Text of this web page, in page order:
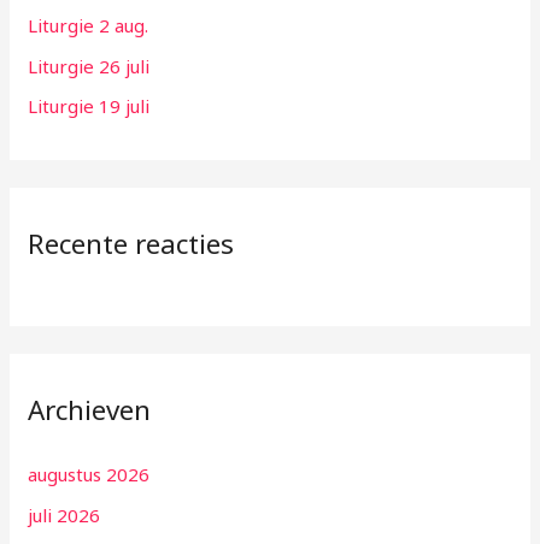
:Liturgie 2 aug.
Liturgie 26 juli
Liturgie 19 juli
Recente reacties
Archieven
augustus 2026
juli 2026